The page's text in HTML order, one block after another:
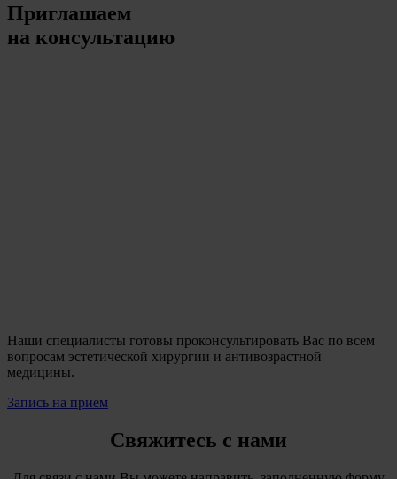
Приглашаем
на консультацию
Наши специалисты готовы проконсультировать Вас по всем
вопросам эстетической хирургии и антивозрастной
медицины.
Запись на прием
Свяжитесь с нами